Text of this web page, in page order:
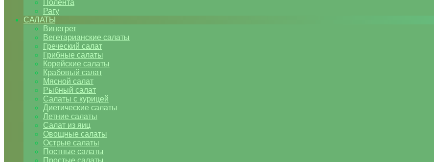
Полента
Рагу
САЛАТЫ
Винегрет
Вегетарианские салаты
Греческий салат
Грибные салаты
Корейские салаты
Крабовый салат
Мясной салат
Рыбный салат
Салаты с курицей
Диетические салаты
Летние салаты
Салат из яиц
Овощные салаты
Острые салаты
Постные салаты
Простые салаты